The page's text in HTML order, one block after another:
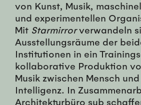
von Kunst, Musik,
und experimentellen
Mit Starmirrorverwandeln
Ausstellungsräume der
Institutionen in ein
kollaborative Produktion
Musik zwischen Mensch
Intelligenz. In
Architekturbüro sub